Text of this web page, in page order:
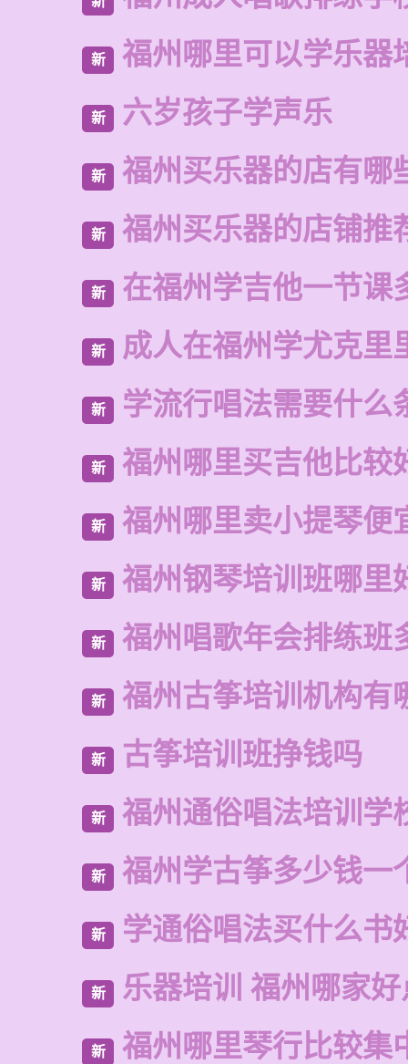
新 福州哪里可以学乐器
新 六岁孩子学声乐
新 福州买乐器的店有哪
新 福州买乐器的店铺推
新 在福州学吉他一节课
新 成人在福州学尤克里
新 学流行唱法需要什么
新 福州哪里买吉他比较
新 福州哪里卖小提琴便
新 福州钢琴培训班哪里
新 福州唱歌年会排练班
新 福州古筝培训机构有
新 古筝培训班挣钱吗
新 福州通俗唱法培训学
新 福州学古筝多少钱一
新 学通俗唱法买什么书
新 乐器培训 福州哪家
新 福州哪里琴行比较集